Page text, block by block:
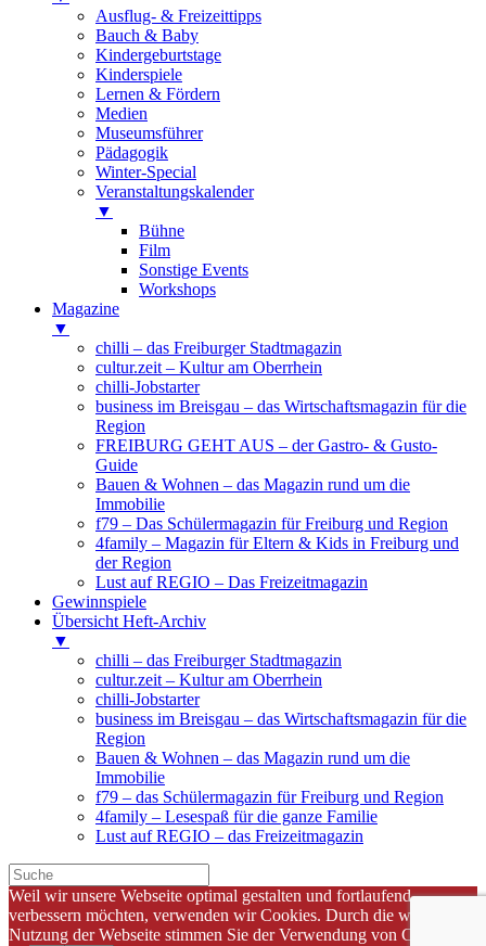
Ausflug- & Freizeittipps
Bauch & Baby
Kindergeburtstage
Kinderspiele
Lernen & Fördern
Medien
Museumsführer
Pädagogik
Winter-Special
Veranstaltungskalender
▼
Bühne
Film
Sonstige Events
Workshops
Magazine
▼
chilli – das Freiburger Stadtmagazin
cultur.zeit – Kultur am Oberrhein
chilli-Jobstarter
business im Breisgau – das Wirtschaftsmagazin für die
Region
FREIBURG GEHT AUS – der Gastro- & Gusto-
Guide
Bauen & Wohnen – das Magazin rund um die
Immobilie
f79 – Das Schülermagazin für Freiburg und Region
4family – Magazin für Eltern & Kids in Freiburg und
der Region
Lust auf REGIO – Das Freizeitmagazin
Gewinnspiele
Übersicht Heft-Archiv
▼
chilli – das Freiburger Stadtmagazin
cultur.zeit – Kultur am Oberrhein
chilli-Jobstarter
business im Breisgau – das Wirtschaftsmagazin für die
Region
Bauen & Wohnen – das Magazin rund um die
Immobilie
f79 – das Schülermagazin für Freiburg und Region
4family – Lesespaß für die ganze Familie
Lust auf REGIO – das Freizeitmagazin
Weil wir unsere Webseite optimal gestalten und fortlaufend
verbessern möchten, verwenden wir Cookies. Durch die weitere
Nutzung der Webseite stimmen Sie der Verwendung von Cookies